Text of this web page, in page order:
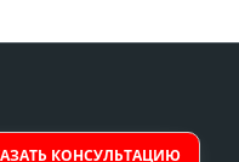
КОНСУЛЬТАЦИЮ